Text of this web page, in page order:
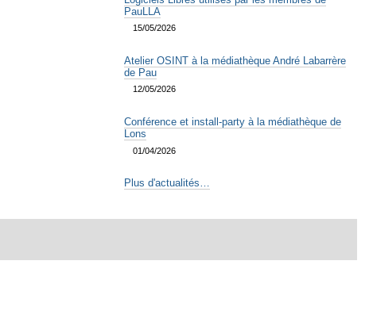
PauLLA
15/05/2026
Atelier OSINT à la médiathèque André Labarrère
de Pau
12/05/2026
Conférence et install-party à la médiathèque de
Lons
01/04/2026
Plus d'actualités…